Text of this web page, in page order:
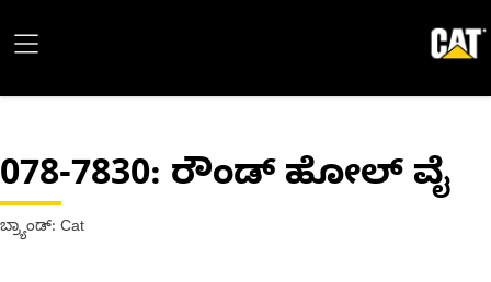
078-7830: ರೌಂಡ್ ಹೋಲ್ ವೈ
ಬ್ರ್ಯಾಂಡ್: Cat